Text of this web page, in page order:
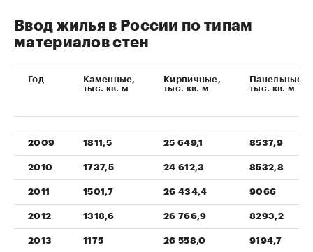
Ввод жилья в России по типам
материалов стен
Год
Каменные,
тыс. кв. м
Кирпичные,
тыс. кв. м
Панельные,
тыс. кв. м
2009 1811,5 25 649,1 8537,9
2010 1737,5 24 612,3 8532,8
2011 1501,7 26 434,4 9066
2012 1318,6 26 766,9 8293,2
2013 1175 26 558,0 9194,7